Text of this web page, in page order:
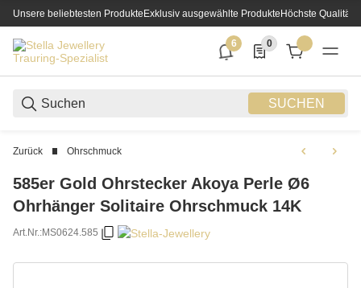
Unsere beliebtesten ProdukteExklusiv ausgewählte ProdukteHöchste Qualität
SUCHEN
6
6 neue Notifizierungen
0
0 Produkte in der
Zurück Ohrschmuck
585er Gold Ohrstecker Akoya Perle Ø6
Ohrhänger Solitaire Ohrschmuck 14K
Art.Nr.:MS0624.585